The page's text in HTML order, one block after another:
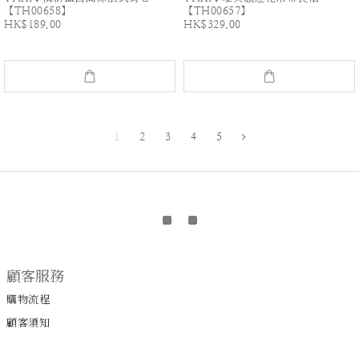
【TH00658】
HK$189.00
【TH00657】
HK$329.00
1 2 3 4 5
顧客服務
購物流程
顧客須知